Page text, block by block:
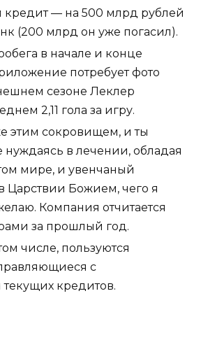
— на 500 млрд рублей
(200 млрд он уже погасил).
в начале и конце
потребует фото
сезоне Леклер
2,11 гола за игру.
этим сокровищем, и ты
в лечении, обладая
мире, и увенчаный
Царствии Божием, чего я
Компания отчитается
за прошлый год.
числе, пользуются
с
кредитов.